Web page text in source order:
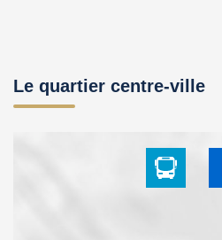
Le quartier centre-ville